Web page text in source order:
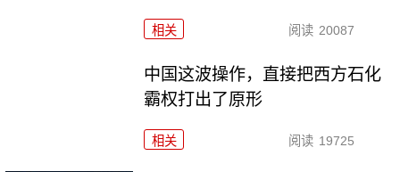
相关 阅读 20087
中国这波操作，直接把西方石化
霸权打出了原形
相关 阅读 19725